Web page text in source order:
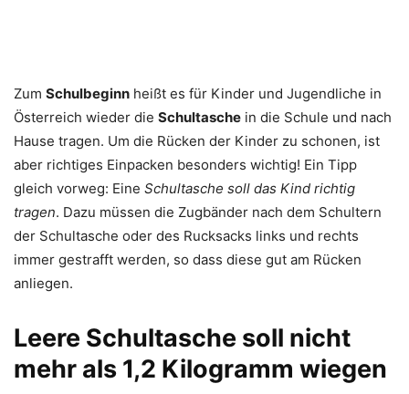
Zum Schulbeginn heißt es für Kinder und Jugendliche in
Österreich wieder die Schultasche in die Schule und nach
Hause tragen. Um die Rücken der Kinder zu schonen, ist
aber richtiges Einpacken besonders wichtig! Ein Tipp
gleich vorweg: Eine Schultasche soll das Kind richtig
tragen. Dazu müssen die Zugbänder nach dem Schultern
der Schultasche oder des Rucksacks links und rechts
immer gestrafft werden, so dass diese gut am Rücken
anliegen.
Leere Schultasche soll nicht
mehr als 1,2 Kilogramm wiegen